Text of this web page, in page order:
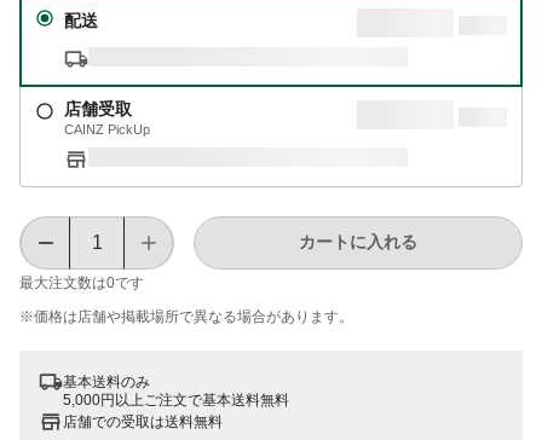
配送
店舗受取
CAINZ PickUp
最大注文数は0です
カートに入れる
※価格は​店舗や​掲載場所で​異なる​場合が​あります。
基本送料のみ
5,000円以上ご注文で基本送料無料
店舗での受取は送料無料